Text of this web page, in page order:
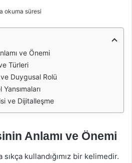
okuma süresi
ve Önemi
Türleri
Duygusal Rolü
ve Dijitalleşme
Anlamı ve Önemi
kullandığımız bir kelimedir.